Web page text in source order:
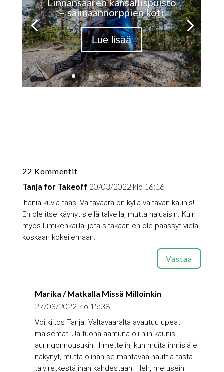
– saimaannorppien koti
Lue lisää
22 Kommentit
Tanja for Takeoff 20/03/2022 klo 16:16
Ihania kuvia taas! Valtavaara on kyllä valtavan kaunis!
En ole itse käynyt siellä talvella, mutta haluaisin. Kuin
myös lumikenkäillä, jota sitäkään en ole päässyt vielä
koskaan kokeilemaan.
Vastaa
Marika / Matkalla Missä Milloinkin
27/03/2022 klo 15:38
Voi kiitos Tanja. Valtavaaralta avautuu upeat
maisemat. Ja tuona aamuna oli niin kaunis
auringonnousukin. Ihmettelin, kun muita ihmisiä ei
näkynyt, mutta olihan se mahtavaa nauttia tästä
talviretkestä ihan kahdestaan. Heh, me usein